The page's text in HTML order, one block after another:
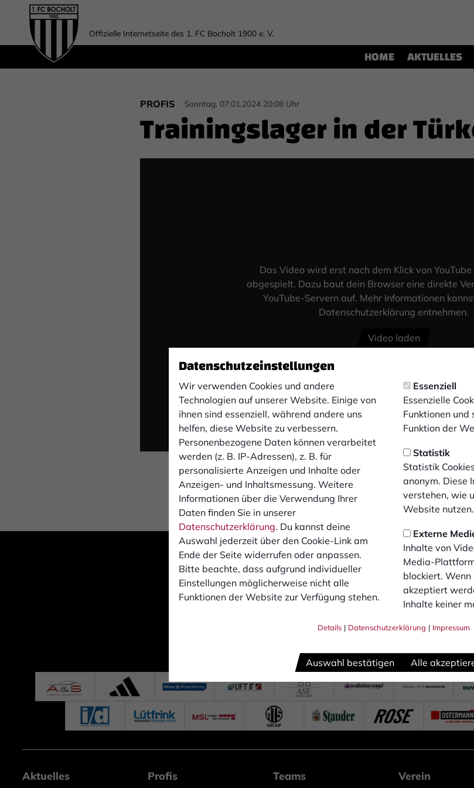
Datenschutzeinstellungen
Wir verwenden Cookies und andere
Technologien auf unserer Website. Einige von
ihnen sind essenziell, während andere uns
helfen, diese Website zu verbessern.
Personenbezogene Daten können verarbeitet
werden (z. B. IP-Adressen), z. B. für
personalisierte Anzeigen und Inhalte oder
Anzeigen- und Inhaltsmessung. Weitere
Informationen über die Verwendung Ihrer
Daten finden Sie in unserer
Datenschutzerklärung. Du kannst deine
Auswahl jederzeit über den Cookie-Link am
Ende der Seite widerrufen oder anpassen.
Bitte beachte, dass aufgrund individueller
Einstellungen möglicherweise nicht alle
Funktionen der Website zur Verfügung stehen.
Essenziell
Essenzielle
Funktionen
Funktion der
Statistik
Statistik
anonym. Diese
verstehen, wie
Website nutzen.
Externe
Inhalte von
Media-
blockiert. Wenn
akzeptiert
Inhalte keiner
Details | Datenschutzerklärung | Impressum
Auswahl bestätigen Alle
Offizielle Internetseite des 1. FC Bocholt 1900 e. V.
HOME AKTUELLES
PROFIS Sonntag, 07.01.2024 20:08 Uhr
Trainingslager in der
Das Video wird erst nach dem Klick von
abgespielt. Dazu baut dein Browser eine direkte
YouTube-Servern auf. Mehr Informationen
Datenschutzerklärung entnehmen.
Video laden
Aktuelles Profis Teams Verein